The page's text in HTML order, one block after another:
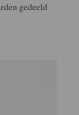
gedeeld